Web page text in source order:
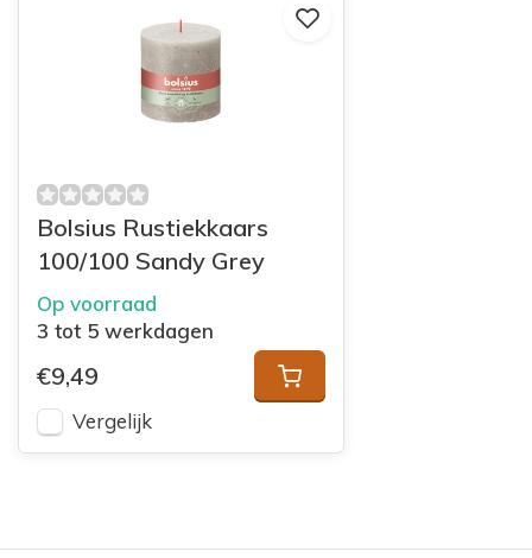
Bolsius Rustiekkaars
100/100 Sandy Grey
Op voorraad
3 tot 5 werkdagen
€9,49
Vergelijk